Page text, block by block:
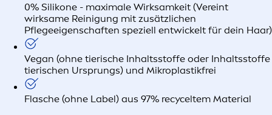
0% Silikone - maximale Wirksamkeit (Vereint
wirksame Reinigung mit zusätzlichen
Pflegeeigenschaften speziell entwickelt für dein Haar)
Vegan (ohne tierische Inhaltsstoffe oder Inhaltsstoffe
tierischen Ursprungs) und Mikroplastikfrei
Flasche (ohne Label) aus 97% recyceltem Material